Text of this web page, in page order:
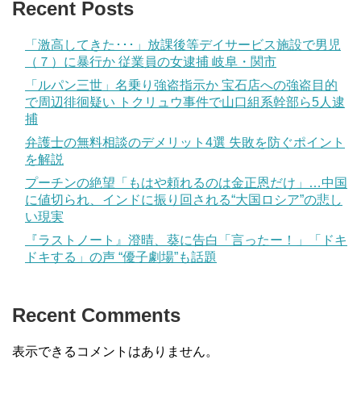
Recent Posts
「激高してきた･･･」放課後等デイサービス施設で男児
（７）に暴行か 従業員の女逮捕 岐阜・関市
「ルパン三世」名乗り強盗指示か 宝石店への強盗目的
で周辺徘徊疑い トクリュウ事件で山口組系幹部ら5人逮
捕
弁護士の無料相談のデメリット4選 失敗を防ぐポイント
を解説
プーチンの絶望「もはや頼れるのは金正恩だけ」…中国
に値切られ、インドに振り回される“大国ロシア”の悲し
い現実
『ラストノート』澄晴、葵に告白「言ったー！」「ドキ
ドキする」の声 “優子劇場”も話題
Recent Comments
表示できるコメントはありません。